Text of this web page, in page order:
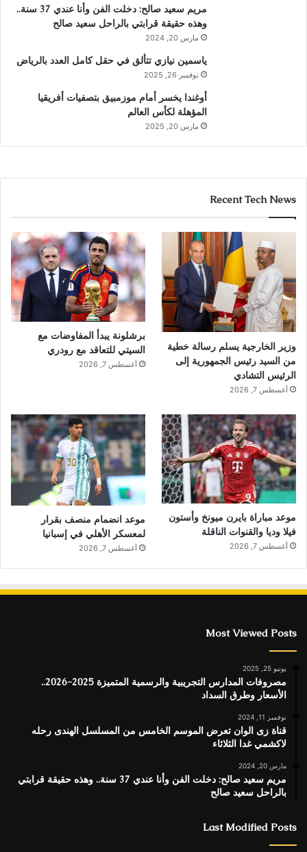
مريم سعيد صالح: دخلت الفن وأنا عندي 37 سنة..
وهذه حقيقة قرابتي بالراحل سعيد صالح
مارس 20, 2024
ياسمين نيازي تتألق في حقل كامل العدد بالرياض
نوفمبر 26, 2025
أوغندا يخسر أمام موزمبيق بتصفيات أفريقيا
المؤهلة لكأس العالم
مارس 20, 2025
Recent Tech News
وزير الخارجية يسلم رسالة خطية
من السيد رئيس الجمهورية إلى
الرئيس التشادي
أغسطس 7, 2026
برشلونة يبدأ المفاوضات مع
السيتي للتعاقد مع رودري
أغسطس 7, 2026
موعد مباراة بايرن ميونخ وأستون
فيلا وديا والقنوات الناقلة
أغسطس 7, 2026
موعد انضمام منصف بقرار
لمعسكر الأهلي في إسبانيا
أغسطس 7, 2026
Most Viewed Posts
يونيو 25, 2025
مصروفات المدارس التجريبية والرسمية المتميزة 2025-2026..
الأسعار وطرق السداد
نوفمبر 11, 2024
قناة زى الوان تعرض الموسم الخامس من المسلسل الهندى رحله
لاكشمي غدا الثلاثاء
مارس 20, 2024
مريم سعيد صالح: دخلت الفن وأنا عندي 37 سنة.. وهذه حقيقة قرابتي
بالراحل سعيد صالح
Last Modified Posts